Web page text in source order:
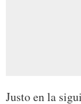
Justo en la